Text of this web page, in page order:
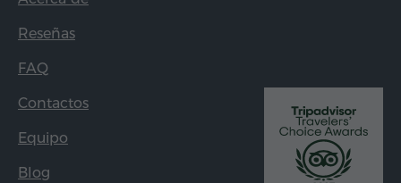
Reseñas
FAQ
Contactos
Equipo
Blog